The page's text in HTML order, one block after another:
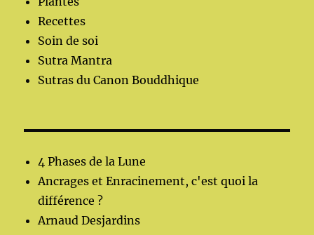
Recettes
Soin de soi
Sutra Mantra
Sutras du Canon Bouddhique
4 Phases de la Lune
Ancrages et Enracinement, c'est quoi la
différence ?
Arnaud Desjardins